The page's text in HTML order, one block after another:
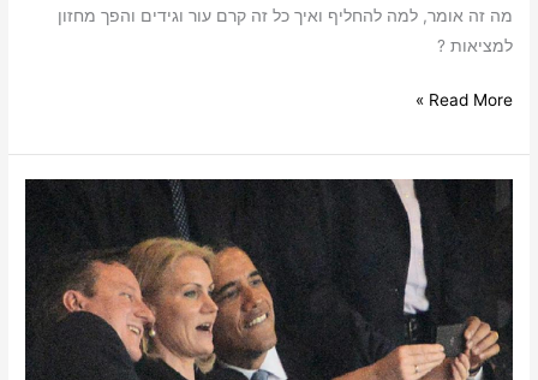
מה זה אומר, למה להחליף ואיך כל זה קרם עור וגידים והפך מחזון
למציאות ?
Read More »
וידאו
עסקית
?